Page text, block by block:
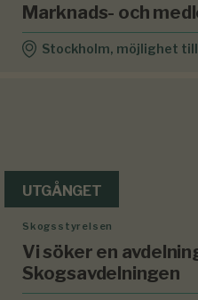
Marknads- och
Stockholm, möjlighet
UTGÅNGET
Skogsstyrelsen
Vi söker en
Skogsavdelningen